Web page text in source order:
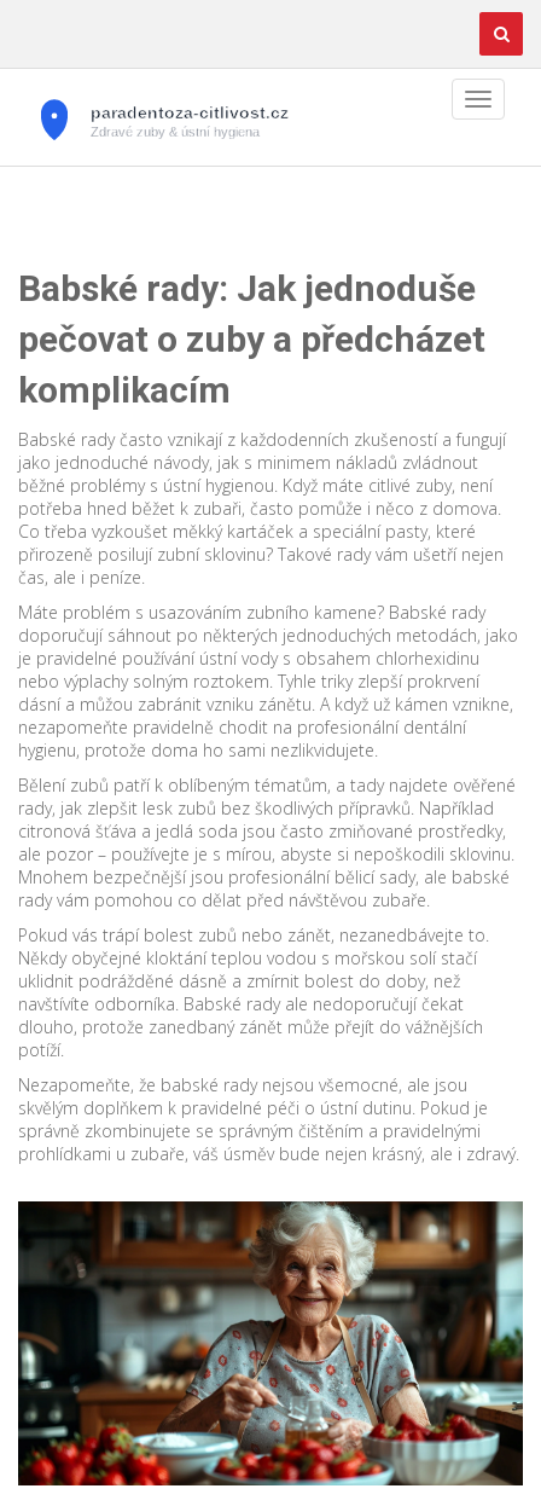
Babské rady: Jak jednoduše
pečovat o zuby a předcházet
komplikacím
Babské rady často vznikají z každodenních zkušeností a fungují
jako jednoduché návody, jak s minimem nákladů zvládnout
běžné problémy s ústní hygienou. Když máte citlivé zuby, není
potřeba hned běžet k zubaři, často pomůže i něco z domova.
Co třeba vyzkoušet měkký kartáček a speciální pasty, které
přirozeně posilují zubní sklovinu? Takové rady vám ušetří nejen
čas, ale i peníze.
Máte problém s usazováním zubního kamene? Babské rady
doporučují sáhnout po některých jednoduchých metodách, jako
je pravidelné používání ústní vody s obsahem chlorhexidinu
nebo výplachy solným roztokem. Tyhle triky zlepší prokrvení
dásní a můžou zabránit vzniku zánětu. A když už kámen vznikne,
nezapomeňte pravidelně chodit na profesionální dentální
hygienu, protože doma ho sami nezlikvidujete.
Bělení zubů patří k oblíbeným tématům, a tady najdete ověřené
rady, jak zlepšit lesk zubů bez škodlivých přípravků. Například
citronová šťáva a jedlá soda jsou často zmiňované prostředky,
ale pozor – používejte je s mírou, abyste si nepoškodili sklovinu.
Mnohem bezpečnější jsou profesionální bělicí sady, ale babské
rady vám pomohou co dělat před návštěvou zubaře.
Pokud vás trápí bolest zubů nebo zánět, nezanedbávejte to.
Někdy obyčejné kloktání teplou vodou s mořskou solí stačí
uklidnit podrážděné dásně a zmírnit bolest do doby, než
navštívíte odborníka. Babské rady ale nedoporučují čekat
dlouho, protože zanedbaný zánět může přejít do vážnějších
potíží.
Nezapomeňte, že babské rady nejsou všemocné, ale jsou
skvělým doplňkem k pravidelné péči o ústní dutinu. Pokud je
správně zkombinujete se správným čištěním a pravidelnými
prohlídkami u zubaře, váš úsměv bude nejen krásný, ale i zdravý.